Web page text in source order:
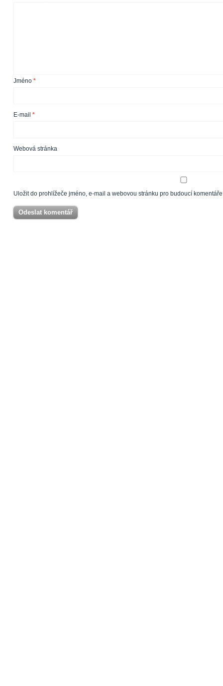
Jméno *
E-mail *
Webová stránka
Uložit do prohlížeče jméno, e-mail a webovou stránku pro budoucí